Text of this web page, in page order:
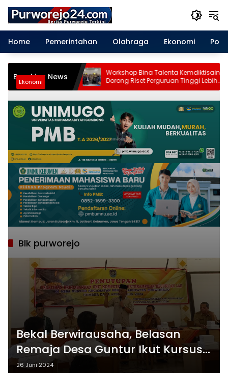
Langsung
konten
Home
Pemerintahan Olahraga Ekonomi
Breaking News
Pemkab
hingga
Workshop Bina Talenta Kemdiktisaintek
Dorong Riset Perguruan Tinggi Lebih
Berdampak bagi Purworejo
Blk purworejo
Ekonomi
Bekal Berwirausaha, Belasan
Remaja Desa Guntur Ikut Kursus
Las di BLK Purworejo
26 Juni 2024